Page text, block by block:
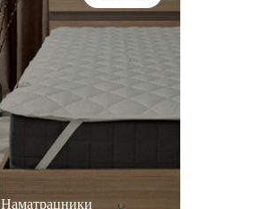
Наматрацники